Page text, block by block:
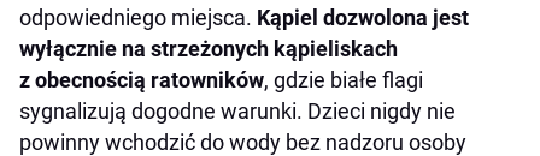
odpowiedniego miejsca. Kąpiel dozwolona jest
wyłącznie na strzeżonych kąpieliskach
z obecnością ratowników, gdzie białe flagi
sygnalizują dogodne warunki. Dzieci nigdy nie
powinny wchodzić do wody bez nadzoru osoby